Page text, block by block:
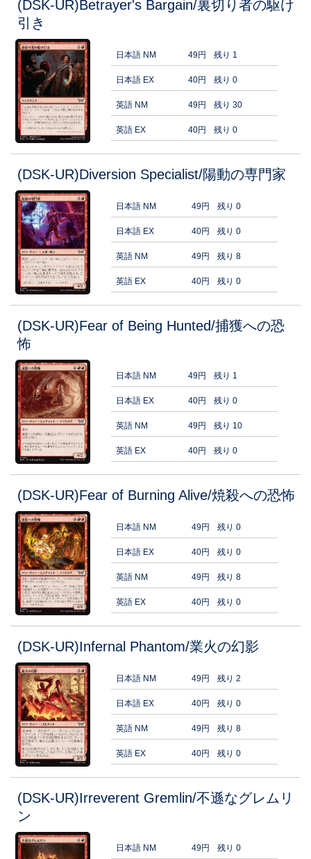
(DSK-UR)Betrayer's Bargain/裏切り者の駆け
引き
日本語 NM 49円 残り 1
日本語 EX 40円 残り 0
英語 NM 49円 残り 30
英語 EX 40円 残り 0
(DSK-UR)Diversion Specialist/陽動の専門家
日本語 NM 49円 残り 0
日本語 EX 40円 残り 0
英語 NM 49円 残り 8
英語 EX 40円 残り 0
(DSK-UR)Fear of Being Hunted/捕獲への恐
怖
日本語 NM 49円 残り 1
日本語 EX 40円 残り 0
英語 NM 49円 残り 10
英語 EX 40円 残り 0
(DSK-UR)Fear of Burning Alive/焼殺への恐怖
日本語 NM 49円 残り 0
日本語 EX 40円 残り 0
英語 NM 49円 残り 8
英語 EX 40円 残り 0
(DSK-UR)Infernal Phantom/業火の幻影
日本語 NM 49円 残り 2
日本語 EX 40円 残り 0
英語 NM 49円 残り 8
英語 EX 40円 残り 0
(DSK-UR)Irreverent Gremlin/不遜なグレムリ
ン
日本語 NM 49円 残り 0